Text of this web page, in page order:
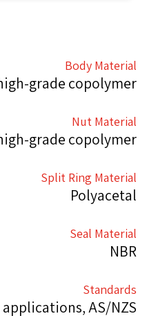
Body Material
grade copolymer.
Nut Material
grade copolymer.
Split Ring Material
Polyacetal
Seal Material
NBR
Standards
AS/NZS